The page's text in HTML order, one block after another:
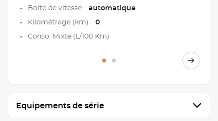
Boite de vitesse automatique
Kilométrage (km) 0
Conso. Mixte (L/100 Km)
Equipements de série